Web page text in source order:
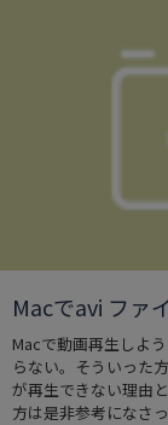
Macでavi ファ
Macで動画再生しよ
らない。そういった
が再生できない理由
方は是非参考になさ